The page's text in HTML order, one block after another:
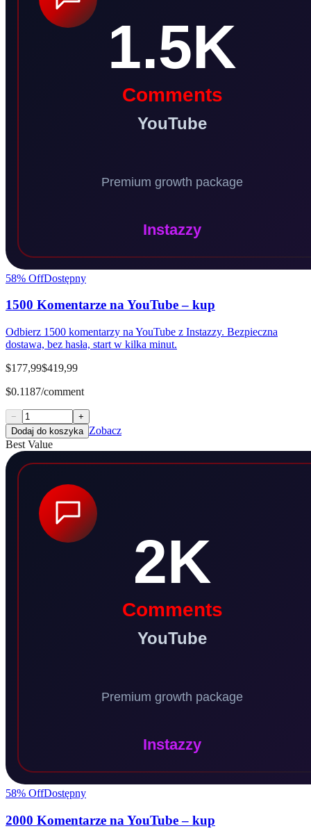
58% OffDostępny
1500 Komentarze na YouTube – kup
Odbierz 1500 komentarzy na YouTube z Instazzy. Bezpieczna
dostawa, bez hasła, start w kilka minut.
$177,99$419,99
$0.1187/comment
−
+
Dodaj do koszyka Zobacz
Best Value
58% OffDostępny
2000 Komentarze na YouTube – kup